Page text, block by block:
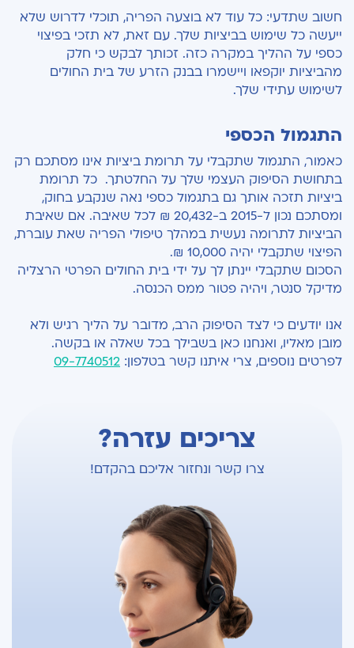
חשוב שתדעי: כל עוד לא בוצעה הפריה, תוכלי לדרוש שלא
ייעשה כל שימוש בביציות שלך. עם זאת, לא תזכי בפיצוי
כספי על ההליך במקרה כזה. זכותך לבקש כי חלק
מהביציות יוקפאו ויישמרו בבנק הזרע של בית החולים
לשימוש עתידי שלך.
התגמול הכספי
כאמור, התגמול שתקבלי על תרומת ביציות אינו מסתכם רק
בתחושת הסיפוק העצמי שלך על החלטתך. כל תרומת
ביציות תזכה אותך גם בתגמול כספי נאה שנקבע בחוק,
ומסתכם נכון ל-2015 ב-20,432 ₪ לכל שאיבה. אם שאיבת
הביציות לתרומה נעשית במהלך טיפולי הפריה שאת עוברת,
הפיצוי שתקבלי יהיה 10,000 ₪.
הסכום שתקבלי יינתן לך על ידי בית החולים הפרטי הרצליה
מדיקל סנטר, ויהיה פטור ממס הכנסה.
אנו יודעים כי לצד הסיפוק הרב, מדובר על הליך רגיש ולא
מובן מאליו, ואנחנו כאן בשבילך בכל שאלה או בקשה.
לפרטים נוספים, צרי איתנו קשר בטלפון: 09-7740512
צריכים עזרה?
צרו קשר ונחזור אליכם בהקדם!